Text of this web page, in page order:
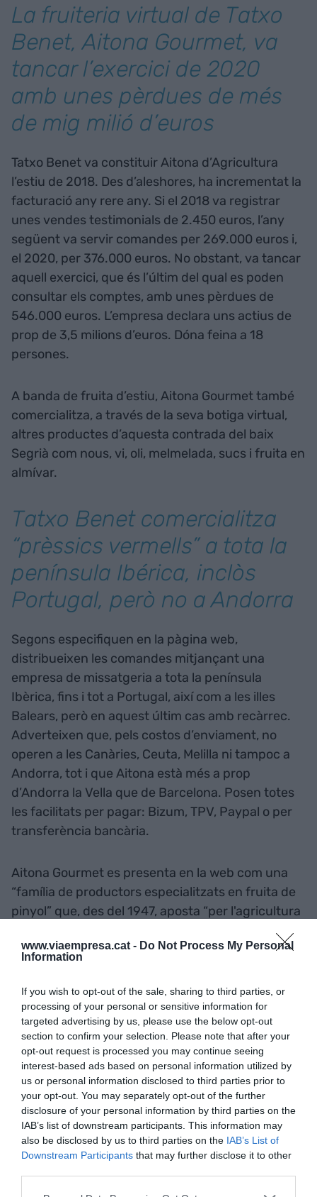
www.viaempresa.cat - Do Not Process My Personal
Information
If you wish to opt-out of the sale, sharing to third parties, or
processing of your personal or sensitive information for
targeted advertising by us, please use the below opt-out
section to confirm your selection. Please note that after your
opt-out request is processed you may continue seeing
interest-based ads based on personal information utilized by
us or personal information disclosed to third parties prior to
your opt-out. You may separately opt-out of the further
disclosure of your personal information by third parties on the
IAB’s list of downstream participants. This information may
also be disclosed by us to third parties on the IAB’s List of
Downstream Participants that may further disclose it to other
La fruiteria virtual de Tatxo
Benet, Aitona Gourmet, va
tancar l’exercici de 2020
amb unes pèrdues de més
de mig milió d’euros
Tatxo Benet va constituir Aitona d’Agricultura
l’estiu de 2018. Des d’aleshores, ha incrementat la
facturació any rere any. Si el 2018 va registrar
unes vendes testimonials de 2.450 euros, l’any
següent va servir comandes per 269.000 euros i,
el 2020, per 376.000 euros. No obstant, va tancar
aquell exercici, que és l’últim del qual es poden
consultar els comptes, amb unes pèrdues de
546.000 euros. L’empresa declara uns actius de
prop de 3,5 milions d’euros. Dóna feina a 18
persones.
A banda de fruita d’estiu, Aitona Gourmet també
comercialitza, a través de la seva botiga virtual,
altres productes d’aquesta contrada del baix
Segrià com nous, vi, oli, melmelada, sucs i fruita en
almívar.
Tatxo Benet comercialitza
“prèssics vermells” a tota la
península Ibérica, inclòs
Portugal, però no a Andorra
Segons especifiquen en la pàgina web,
distribueixen les comandes mitjançant una
empresa de missatgeria a tota la península
Ibèrica, fins i tot a Portugal, així com a les illes
Balears, però en aquest últim cas amb recàrrec.
Adverteixen que, pels costos d’enviament, no
operen a les Canàries, Ceuta, Melilla ni tampoc a
Andorra, tot i que Aitona està més a prop
d’Andorra la Vella que de Barcelona. Posen totes
les facilitats per pagar: Bizum, TPV, Paypal o per
transferència bancària.
Aitona Gourmet es presenta en la web com una
“família de productors especialitzats en fruita de
pinyol” que, des del 1947, aposta “per l'agricultura
Indiquen que realitzen el procés de recol·lecció
Tatxo Benet està molt vinculat a Aitona, la vila on
va néixer la seva mare. El febrer de 2020, poc
abans de declarar-se la pandèmia, va
'apadrinar' cent presseguers a Aitona en un acte
patrocinat per la Diputació de Lleida per fomentar
el consum de fruita. Els pagesos del Segrià li van
concedir l’estiu d’aquell mateix any la distinció
“Ets la pera”.
Sinergies promocionals